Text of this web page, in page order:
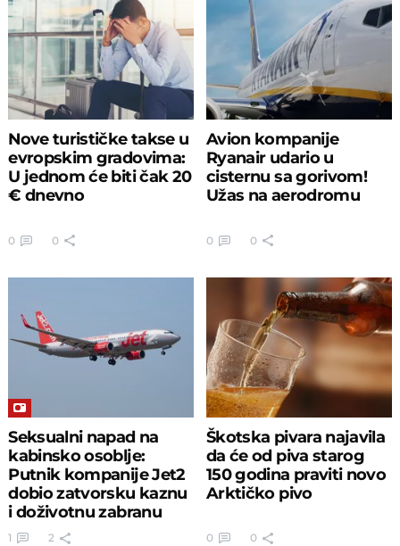
Nove turističke takse u
evropskim gradovima:
U jednom će biti čak 20
€ dnevno
0 0
Avion kompanije
Ryanair udario u
cisternu sa gorivom!
Užas na aerodromu
0 0
Seksualni napad na
kabinsko osoblje:
Putnik kompanije Jet2
dobio zatvorsku kaznu
i doživotnu zabranu
letenja
1 2
Škotska pivara najavila
da će od piva starog
150 godina praviti novo
Arktičko pivo
0 0